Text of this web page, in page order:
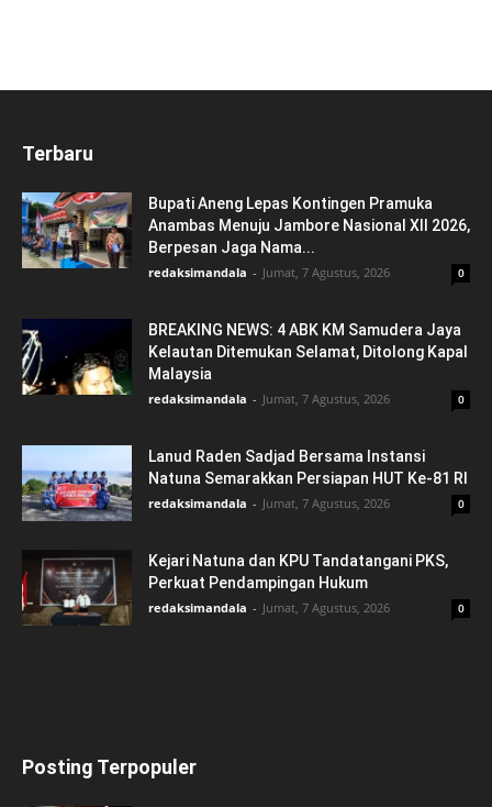
Terbaru
Bupati Aneng Lepas Kontingen Pramuka
Anambas Menuju Jambore Nasional XII 2026,
Berpesan Jaga Nama...
redaksimandala - Jumat, 7 Agustus, 2026 0
BREAKING NEWS: 4 ABK KM Samudera Jaya
Kelautan Ditemukan Selamat, Ditolong Kapal
Malaysia
redaksimandala - Jumat, 7 Agustus, 2026 0
Lanud Raden Sadjad Bersama Instansi
Natuna Semarakkan Persiapan HUT Ke-81 RI
redaksimandala - Jumat, 7 Agustus, 2026 0
Kejari Natuna dan KPU Tandatangani PKS,
Perkuat Pendampingan Hukum
redaksimandala - Jumat, 7 Agustus, 2026 0
Posting Terpopuler